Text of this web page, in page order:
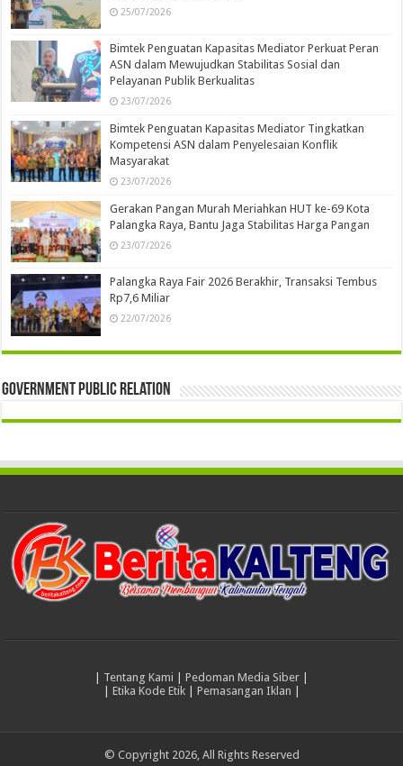
25/07/2026
Bimtek Penguatan Kapasitas Mediator Perkuat Peran
ASN dalam Mewujudkan Stabilitas Sosial dan
Pelayanan Publik Berkualitas
23/07/2026
Bimtek Penguatan Kapasitas Mediator Tingkatkan
Kompetensi ASN dalam Penyelesaian Konflik
Masyarakat
23/07/2026
Gerakan Pangan Murah Meriahkan HUT ke-69 Kota
Palangka Raya, Bantu Jaga Stabilitas Harga Pangan
23/07/2026
Palangka Raya Fair 2026 Berakhir, Transaksi Tembus
Rp7,6 Miliar
22/07/2026
Government Public Relation
Tentang Kami Pedoman Media Siber
Etika Kode Etik| Pemasangan Iklan
© Copyright 2026, All Rights Reserved